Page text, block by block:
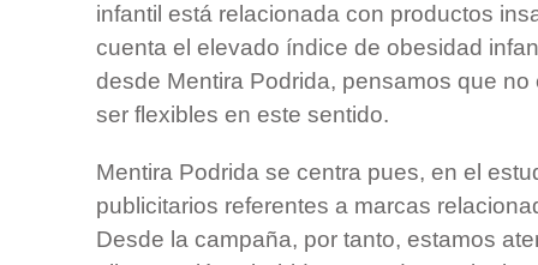
infantil está relacionada con productos
cuenta el elevado índice de obesidad
desde Mentira Podrida, pensamos que
ser flexibles en este sentido.
Mentira Podrida se centra pues, en el
publicitarios referentes a marcas
Desde la campaña, por tanto, estamos